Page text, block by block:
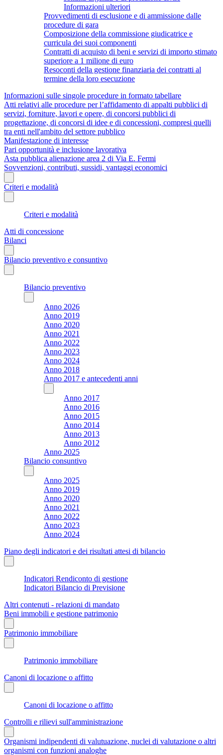
Informazioni ulteriori
Provvedimenti di esclusione e di ammissione dalle
procedure di gara
Composizione della commissione giudicatrice e
curricula dei suoi componenti
Contratti di acquisto di beni e servizi di importo stimato
superiore a 1 milione di euro
Resoconti della gestione finanziaria dei contratti al
termine della loro esecuzione
Informazioni sulle singole procedure in formato tabellare
Atti relativi alle procedure per l’affidamento di appalti pubblici di
servizi, forniture, lavori e opere, di concorsi pubblici di
progettazione, di concorsi di idee e di concessioni, compresi quelli
tra enti nell'ambito del settore pubblico
Manifestazione di interesse
Pari opportunità e inclusione lavorativa
Asta pubblica alienazione area 2 di Via E. Fermi
Sovvenzioni, contributi, sussidi, vantaggi economici
Criteri e modalità
Criteri e modalità
Atti di concessione
Bilanci
Bilancio preventivo e consuntivo
Bilancio preventivo
Anno 2026
Anno 2019
Anno 2020
Anno 2021
Anno 2022
Anno 2023
Anno 2024
Anno 2018
Anno 2017 e antecedenti anni
Anno 2017
Anno 2016
Anno 2015
Anno 2014
Anno 2013
Anno 2012
Anno 2025
Bilancio consuntivo
Anno 2025
Anno 2019
Anno 2020
Anno 2021
Anno 2022
Anno 2023
Anno 2024
Piano degli indicatori e dei risultati attesi di bilancio
Indicatori Rendiconto di gestione
Indicatori Bilancio di Previsione
Altri contenuti - relazioni di mandato
Beni immobili e gestione patrimonio
Patrimonio immobiliare
Patrimonio immobiliare
Canoni di locazione o affitto
Canoni di locazione o affitto
Controlli e rilievi sull'amministrazione
Organismi indipendenti di valutuazione, nuclei di valutazione o altri
organismi con funzioni analoghe